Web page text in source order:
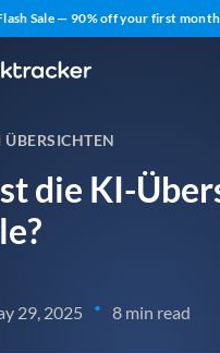
Sale — 90% off your first month
die KI-
29, 2025 • 8 min read